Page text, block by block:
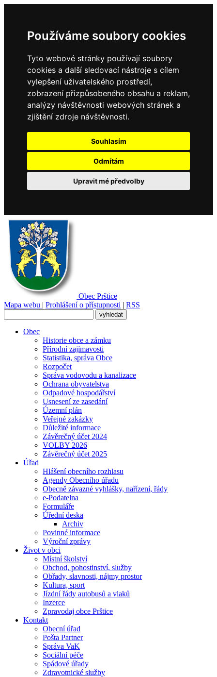
Používáme soubory cookies
Tyto webové stránky používají soubory
cookies a další sledovací nástroje s cílem
vylepšení uživatelského prostředí,
zobrazení přizpůsobeného obsahu a reklam,
analýzy návštěvnosti webových stránek a
zjištění zdroje návštěvnosti.
Souhlasím
Odmítám
Upravit mé předvolby
Obec Prštice
Mapa webu | Prohlášení o přístupnosti | RSS
Obec
Historie obce a zámku
Přírodní zajímavosti
Statistika, správa Obce
Rozpočet
Správa vodovodu a kanalizace
Ochrana obyvatelstva
Odpadové hospodářství
Usnesení ze zasedání
Územní plán
Veřejné zakázky
Důležité informace
Závěrečný účet 2024
VOLBY 2026
Závěrečný účet 2025
Úřad
Hlášení obecního rozhlasu
Agendy Obecního úřadu
Obecně závazné vyhlášky, nařízení, řády
e-Podatelna
Formuláře
Úřední deska
Archiv
Povinné informace
Výroční zprávy
Život v obci
Místní školství
Obchod, pohostinství, služby
Obřady, slavnosti, nájmy prostor
Kultura, sport
Jízdní řády autobusů a vlaků
Inzerce
Zpravodaj obce Prštice
Kontakt
Obecní úřad
Pošta Partner
Správa VaK
Sociální péče
Spádové úřady
Zdravotnické služby